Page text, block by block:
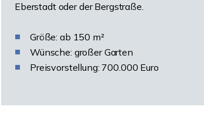
Eberstadt oder der Bergstraße.
Größe: ab 150 m²
Wünsche: großer Garten
Preisvorstellung: 700.000 Euro